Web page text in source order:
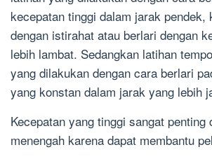
kecepatan tinggi dalam jarak pendek,
dengan istirahat atau berlari dengan
lebih lambat. Sedangkan latihan
yang dilakukan dengan cara berlari
yang konstan dalam jarak yang lebih
Kecepatan yang tinggi sangat penting
menengah karena dapat membantu